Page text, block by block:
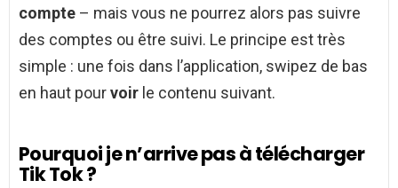
compte – mais vous ne pourrez alors pas suivre
des comptes ou être suivi. Le principe est très
simple : une fois dans l’application, swipez de bas
en haut pourvoir le contenu suivant.
Pourquoi je n’arrive pas à télécharger
Tik Tok ?